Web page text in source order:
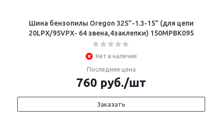
Шина бензопилы Oregon 325"-1.3-15" (для цепи
20LPX/95VPX- 64 звена,4заклепки) 150МРВК095
Нет в наличии
Последняя цена
760 руб./шт
Заказать